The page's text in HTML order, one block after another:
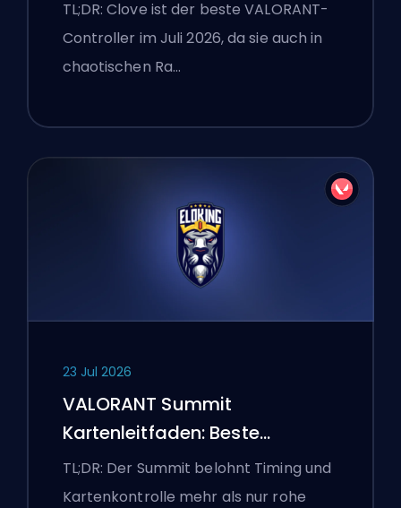
TL;DR: Clove ist der beste VALORANT-
Controller im Juli 2026, da sie auch in
chaotischen Ra…
23 Jul 2026
VALORANT Summit
Kartenleitfaden: Beste
Agenten, Callouts und
Smokes
TL;DR: Der Summit belohnt Timing und
Kartenkontrolle mehr als nur rohe